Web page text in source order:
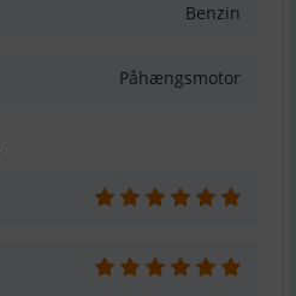
Benzin
Påhængsmotor